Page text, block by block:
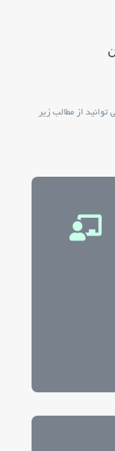
توانید از مطالب زیر